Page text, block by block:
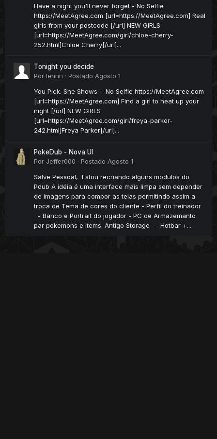
Have a night you'll never forget - No Selfie
https://MeetAgree.com [url=https://MeetAgree.com] Real
girls from your postcode [/url] NEW GIRLS
[url=https://MeetAgree.com/girl/chloe-cherry-
252.html]Chloe Cherry[/url]...
Tonight you decide
Por lennn · Postado Agosto 1
You Pick. She Shows. - No Selfie https://MeetAgree.com
[url=https://MeetAgree.com] Find a girl to heat up your
night [/url] NEW GIRLS
[url=https://MeetAgree.com/girl/freya-parker-
242.html]Freya Parker[/url]...
PokeDub - Nova UI
Por Jeffer000 · Postado Agosto 1
Salve Pessoal, Estou recriando alguns modulos do
Pdub A idéia é uma interface mais limpa sem depender
de imagens para compor as telas permitindo assim a
troca de Tema de cores do cliente - Perfil do treinador
- Banco e Portrait do jogador - PC de Armazemanto
par pokemons e items. Antigo Storage - Hotbar +...